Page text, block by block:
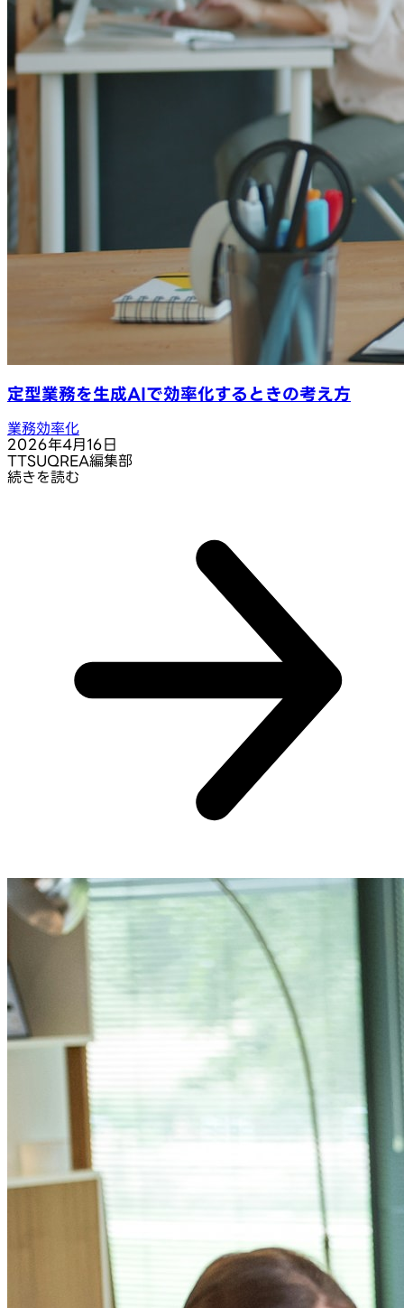
定型業務を生成AIで効率化するときの考え方
業務効率化
2026年4月16日
TTSUQREA編集部
続きを読む